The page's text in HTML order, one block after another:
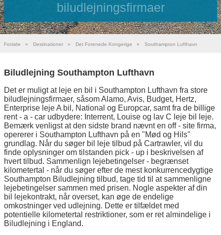
biludlejningsfirmaer
Forside » Destinationer » Det Forenede Kongerige » Southampton Lufthavn
Biludlejning Southampton Lufthavn
Det er muligt at leje en bil i Southampton Lufthavn fra store
biludlejningsfirmaer, såsom Alamo, Avis, Budget, Hertz,
Enterprise leje A bil, National og Europcar, samt fra de billige
rent - a - car udbydere: Interrent, Louise og lav C leje bil leje.
Bemærk venligst at den sidste brand nævnt en off - site firma,
opererer i Southampton Lufthavn på en "Mød og Hils"
grundlag. Når du søger bil leje tilbud på Cartrawler, vil du
finde oplysninger om tilstanden pick - up i beskrivelsen af
hvert tilbud. Sammenlign lejebetingelser - begrænset
kilometertal - når du søger efter de mest konkurrencedygtige
Southampton Biludlejning tilbud, tage tid til at sammenligne
lejebetingelser sammen med prisen. Nogle aspekter af din
bil lejekontrakt, når overset, kan øge de endelige
omkostninger ved udlejning. Dette er tilfældet med
potentielle kilometertal restriktioner, som er ret almindelige i
Biludlejning i England.